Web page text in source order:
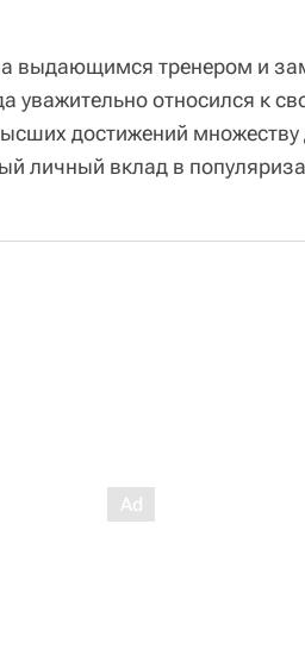
выдающимся тренером и
уважительно относился к
достижений
личный вклад в